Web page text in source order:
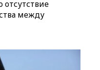
отсутствие
между